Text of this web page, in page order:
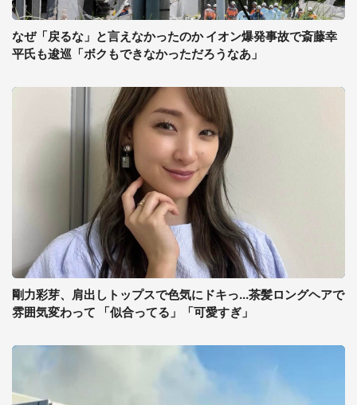
なぜ「戻るな」と言えなかったのか イオン爆発事故で斎藤幸
平氏も逡巡「ボクもできなかっただろうなあ」
剛力彩芽、肩出しトップスで色気にドキっ...茶髪ロングヘアで
雰囲気変わって 「似合ってる」「可愛すぎ」